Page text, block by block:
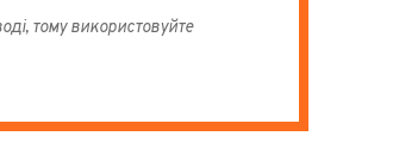
тому використовуйте